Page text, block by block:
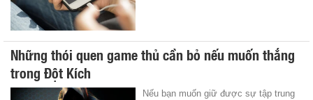
Những thói quen game thủ cần bỏ nếu muốn thắng
trong Đột Kích
Nếu bạn muốn giữ được sự tập trung